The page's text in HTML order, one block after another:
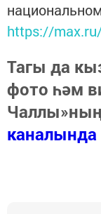
https://
Тагы да
фото һәм
каналында